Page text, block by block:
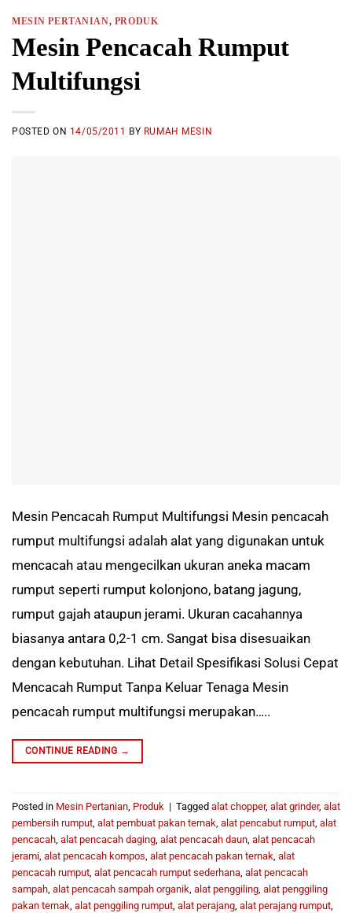
MESIN PERTANIAN, PRODUK
Mesin Pencacah Rumput
Multifungsi
POSTED ON 14/05/2011 BY RUMAH MESIN
Mesin Pencacah Rumput Multifungsi Mesin pencacah
rumput multifungsi adalah alat yang digunakan untuk
mencacah atau mengecilkan ukuran aneka macam
rumput seperti rumput kolonjono, batang jagung,
rumput gajah ataupun jerami. Ukuran cacahannya
biasanya antara 0,2-1 cm. Sangat bisa disesuaikan
dengan kebutuhan. Lihat Detail Spesifikasi Solusi Cepat
Mencacah Rumput Tanpa Keluar Tenaga Mesin
pencacah rumput multifungsi merupakan…..
CONTINUE READING →
Posted in Mesin Pertanian, Produk | Tagged alat chopper, alat grinder, alat
pembersih rumput, alat pembuat pakan ternak, alat pencabut rumput, alat
pencacah, alat pencacah daging, alat pencacah daun, alat pencacah
jerami, alat pencacah kompos, alat pencacah pakan ternak, alat
pencacah rumput, alat pencacah rumput sederhana, alat pencacah
sampah, alat pencacah sampah organik, alat penggiling, alat penggiling
pakan ternak, alat penggiling rumput, alat perajang, alat perajang rumput,